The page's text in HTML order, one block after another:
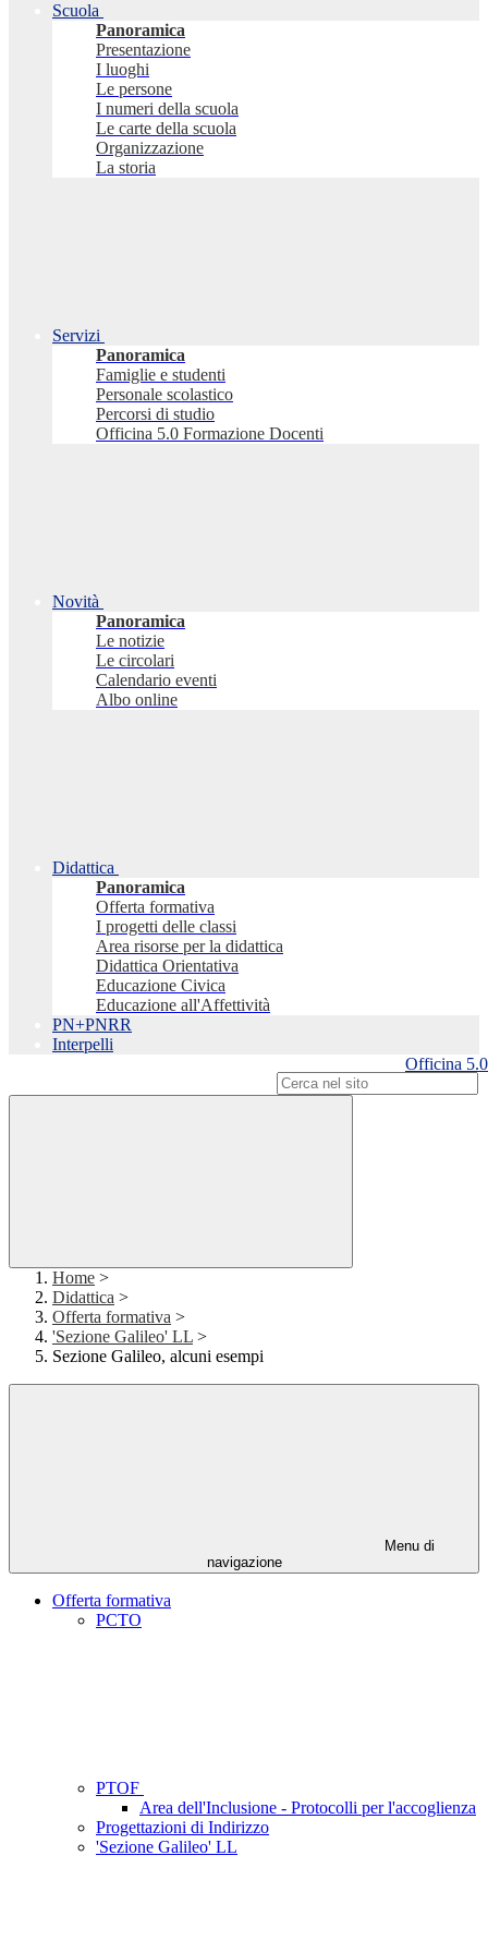
Scuola
Panoramica
Presentazione
I luoghi
Le persone
I numeri della scuola
Le carte della scuola
Organizzazione
La storia
Servizi
Panoramica
Famiglie e studenti
Personale scolastico
Percorsi di studio
Officina 5.0 Formazione Docenti
Novità
Panoramica
Le notizie
Le circolari
Calendario eventi
Albo online
Didattica
Panoramica
Offerta formativa
I progetti delle classi
Area risorse per la didattica
Didattica Orientativa
Educazione Civica
Educazione all'Affettività
PN+PNRR
Interpelli
Officina 5.0
Home >
Didattica >
Offerta formativa >
'Sezione Galileo' LL >
Sezione Galileo, alcuni esempi
Menu di
navigazione
Offerta formativa
PCTO
PTOF
Area dell'Inclusione - Protocolli per l'accoglienza
Progettazioni di Indirizzo
'Sezione Galileo' LL